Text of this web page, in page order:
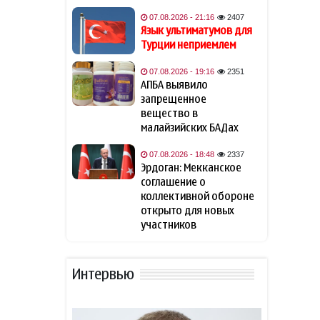
Азербайджану
беспрепятственный доступ
к Нахчывану
11:53
Британия подтвердила
поддержку долгосрочного
мира на Южном Кавказе
В ФИФА прокомментировали
спонсировании любовницы
Фон дер Ляйен захотела
пресечь доходы России «со
всех сторон»
кандидата на пост главы
07.08.2026 - 21:16 2407
Язык ультиматумов для
Турции неприемлем
07.08.2026 - 19:16 2351
АПБА выявило
запрещенное
вещество в
малайзийских БАДах
07.08.2026 - 18:48 2337
Эрдоган: Мекканское
соглашение о
коллективной обороне
открыто для новых
участников
Интервью